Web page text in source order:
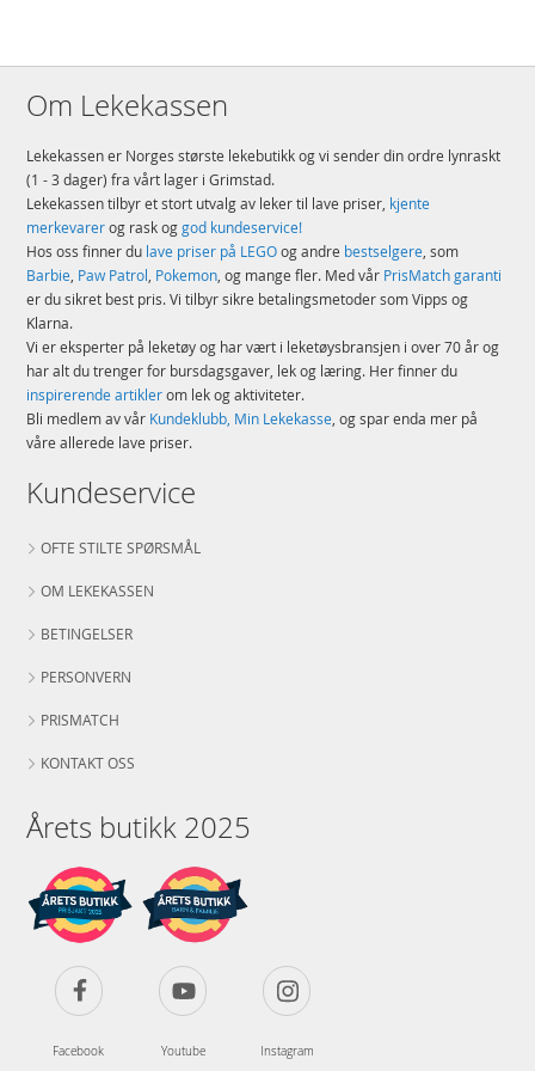
Om Lekekassen
Lekekassen er Norges største lekebutikk og vi sender din ordre lynraskt
(1 - 3 dager) fra vårt lager i Grimstad.
Lekekassen tilbyr et stort utvalg av leker til lave priser, kjente
merkevarerog rask oggod kundeservice!
Hos oss finner du lave priser på LEGOog andre bestselgere, som
Barbie, Paw Patrol, Pokemon, og mange fler. Med vår PrisMatch garanti
er du sikret best pris. Vi tilbyr sikre betalingsmetoder som Vipps og
Klarna.
Vi er eksperter på leketøy og har vært i leketøysbransjen i over 70 år og
har alt du trenger for bursdagsgaver, lek og læring. Her finner du
inspirerende artiklerom lek og aktiviteter.
Bli medlem av vår Kundeklubb, Min Lekekasse, og spar enda mer på
våre allerede lave priser.
Kundeservice
OFTE STILTE SPØRSMÅL
OM LEKEKASSEN
BETINGELSER
PERSONVERN
PRISMATCH
KONTAKT OSS
Årets butikk 2025
Facebook Youtube Instagram